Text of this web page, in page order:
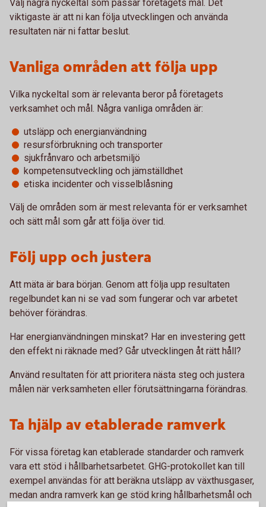
Välj några nyckeltal som passar företagets mål. Det
viktigaste är att ni kan följa utvecklingen och använda
resultaten när ni fattar beslut.
Vanliga områden att följa upp
Vilka nyckeltal som är relevanta beror på företagets
verksamhet och mål. Några vanliga områden är:
utsläpp och energianvändning
resursförbrukning och transporter
sjukfrånvaro och arbetsmiljö
kompetensutveckling och jämställdhet
etiska incidenter och visselblåsning
Välj de områden som är mest relevanta för er verksamhet
och sätt mål som går att följa över tid.
Följ upp och justera
Att mäta är bara början. Genom att följa upp resultaten
regelbundet kan ni se vad som fungerar och var arbetet
behöver förändras.
Har energianvändningen minskat? Har en investering gett
den effekt ni räknade med? Går utvecklingen åt rätt håll?
Använd resultaten för att prioritera nästa steg och justera
målen när verksamheten eller förutsättningarna förändras.
Ta hjälp av etablerade ramverk
För vissa företag kan etablerade standarder och ramverk
vara ett stöd i hållbarhetsarbetet. GHG-protokollet kan till
exempel användas för att beräkna utsläpp av växthusgaser,
medan andra ramverk kan ge stöd kring hållbarhetsmål och